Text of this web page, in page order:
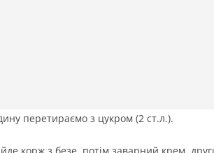
перетираємо з цукром (2 ст.л.).